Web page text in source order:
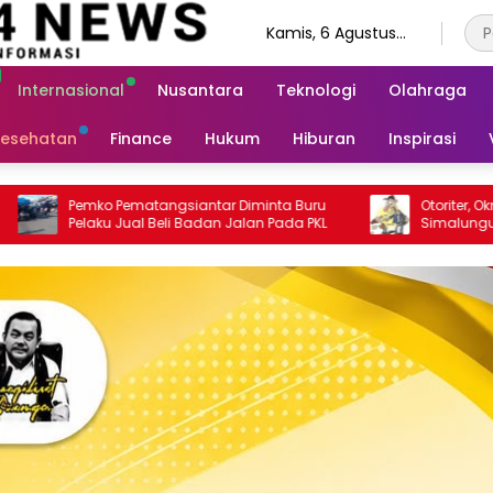
Kamis, 6 Agustus
Internasional Nusantara Teknologi Olahraga
Finance Hukum Hiburan Inspirasi
Buru
Pada PKL
Otoriter, Oknum Petinggi Kesbangpol
Simalungun Resahkan Pegawai